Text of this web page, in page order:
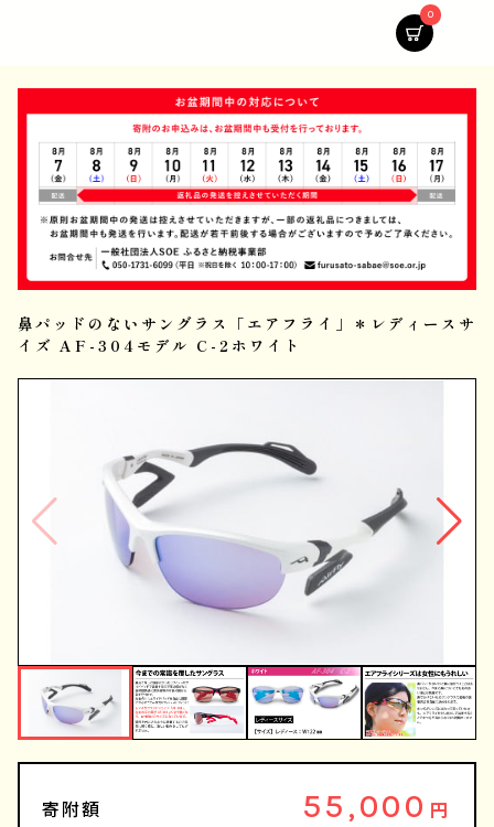
0
鼻パッドのないサングラス「エアフライ」＊レディースサ
イズ AF-304モデル C-2ホワイト
寄附額 55,000 円